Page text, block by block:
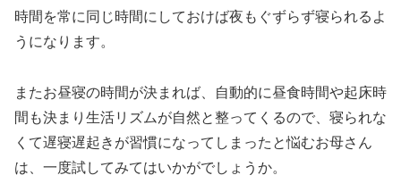
時間を常に同じ時間にしておけば夜もぐずらず寝られるよ
うになります。
またお昼寝の時間が決まれば、自動的に昼食時間や起床時
間も決まり生活リズムが自然と整ってくるので、寝られな
くて遅寝遅起きが習慣になってしまったと悩むお母さん
は、一度試してみてはいかがでしょうか。